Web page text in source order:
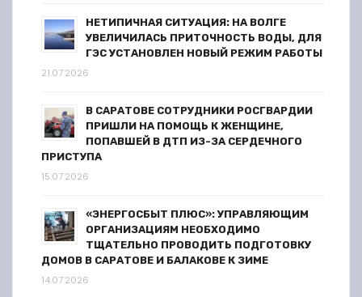
НЕТИПИЧНАЯ СИТУАЦИЯ: НА ВОЛГЕ
УВЕЛИЧИЛАСЬ ПРИТОЧНОСТЬ ВОДЫ, ДЛЯ
ГЭС УСТАНОВЛЕН НОВЫЙ РЕЖИМ РАБОТЫ
21.07.2026
В САРАТОВЕ СОТРУДНИКИ РОСГВАРДИИ
ПРИШЛИ НА ПОМОЩЬ К ЖЕНЩИНЕ,
ПОПАВШЕЙ В ДТП ИЗ-ЗА СЕРДЕЧНОГО
ПРИСТУПА
15.07.2026
«ЭНЕРГОСБЫТ ПЛЮС»: УПРАВЛЯЮЩИМ
ОРГАНИЗАЦИЯМ НЕОБХОДИМО
ТЩАТЕЛЬНО ПРОВОДИТЬ ПОДГОТОВКУ
ДОМОВ В САРАТОВЕ И БАЛАКОВЕ К ЗИМЕ
14.07.2026